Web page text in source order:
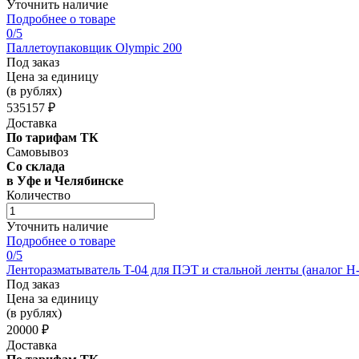
Уточнить наличие
Подробнее о товаре
0/5
Паллетоупаковщик Olympic 200
Под заказ
Цена за единицу
(в рублях)
535157 ₽
Доставка
По тарифам ТК
Самовывоз
Со склада
в Уфе и Челябинске
Количество
Уточнить наличие
Подробнее о товаре
0/5
Ленторазматыватель T-04 для ПЭТ и стальной ленты (аналог
Под заказ
Цена за единицу
(в рублях)
20000 ₽
Доставка